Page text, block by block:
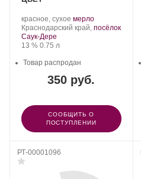
Производитель:
Саук-
Дере.
красное, сухое .
Сорт
мерло.
Регион:
Краснодарский край, посёлок
Саук-Дере
Крепость
13 %. Объем
0.75 л
350 руб.
Товар распродан
СООБЩИТЬ О
ПОСТУПЛЕНИИ
РТ-00001096